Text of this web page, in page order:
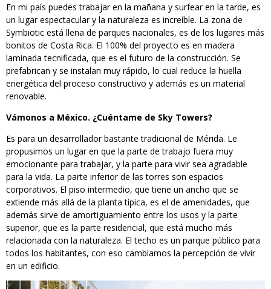
En mi país puedes trabajar en la mañana y surfear en la tarde, es
un lugar espectacular y la naturaleza es increíble. La zona de
Symbiotic está llena de parques nacionales, es de los lugares más
bonitos de Costa Rica. El 100% del proyecto es en madera
laminada tecnificada, que es el futuro de la construcción. Se
prefabrican y se instalan muy rápido, lo cual reduce la huella
energética del proceso constructivo y además es un material
renovable.
Vámonos a México. ¿Cuéntame de Sky Towers?
Es para un desarrollador bastante tradicional de Mérida. Le
propusimos un lugar en que la parte de trabajo fuera muy
emocionante para trabajar, y la parte para vivir sea agradable
para la vida. La parte inferior de las torres son espacios
corporativos. El piso intermedio, que tiene un ancho que se
extiende más allá de la planta típica, es el de amenidades, que
además sirve de amortiguamiento entre los usos y la parte
superior, que es la parte residencial, que está mucho más
relacionada con la naturaleza. El techo es un parque público para
todos los habitantes, con eso cambiamos la percepción de vivir
en un edificio.